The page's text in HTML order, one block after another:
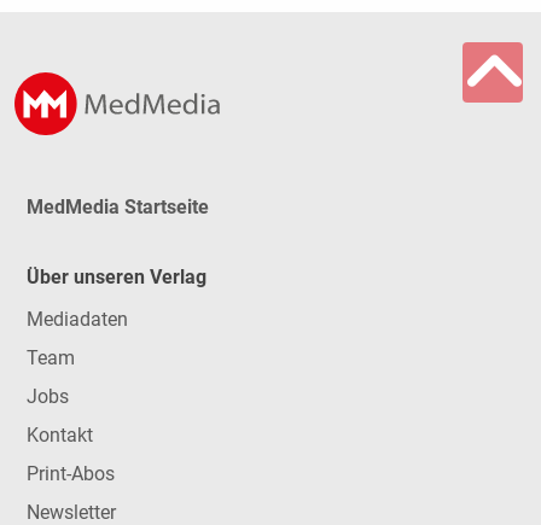
MedMedia Startseite
Über unseren Verlag
Mediadaten
Team
Jobs
Kontakt
Print-Abos
Newsletter